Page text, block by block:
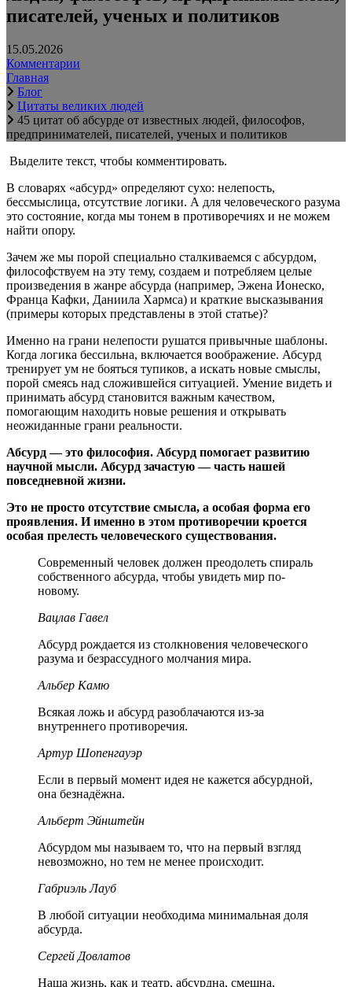
писателей, ученых и политиков
15.05.2026
Комментарии
Главная
Блог
Цитаты великих людей
45 цитат об абсурде от известных людей, философов,
предпринимателей, писателей, ученых и политиков
Выделите текст, чтобы комментировать.
В словарях «абсурд» определяют сухо: нелепость,
бессмыслица, отсутствие логики. А для человеческого разума
это состояние, когда мы тонем в противоречиях и не можем
найти опору.
Зачем же мы порой специально сталкиваемся с абсурдом,
философствуем на эту тему, создаем и потребляем целые
произведения в жанре абсурда (например, Эжена Ионеско,
Франца Кафки, Даниила Хармса) и краткие высказывания
(примеры которых представлены в этой статье)?
Именно на грани нелепости рушатся привычные шаблоны.
Когда логика бессильна, включается воображение. Абсурд
тренирует ум не бояться тупиков, а искать новые смыслы,
порой смеясь над сложившейся ситуацией. Умение видеть и
принимать абсурд становится важным качеством,
помогающим находить новые решения и открывать
неожиданные грани реальности.
Абсурд — это философия. Абсурд помогает развитию
научной мысли. Абсурд зачастую — часть нашей
повседневной жизни.
Это не просто отсутствие смысла, а особая форма его
проявления. И именно в этом противоречии кроется
особая прелесть человеческого существования.
Современный человек должен преодолеть спираль
собственного абсурда, чтобы увидеть мир по-
новому.
Вацлав Гавел
Абсурд рождается из столкновения человеческого
разума и безрассудного молчания мира.
Альбер Камю
Всякая ложь и абсурд разоблачаются из-за
внутреннего противоречия.
Артур Шопенгауэр
Если в первый момент идея не кажется абсурдной,
она безнадёжна.
Альберт Эйнштейн
Абсурдом мы называем то, что на первый взгляд
невозможно, но тем не менее происходит.
Габриэль Лауб
В любой ситуации необходима минимальная доля
абсурда.
Сергей Довлатов
Наша жизнь, как и театр, абсурдна, смешна,